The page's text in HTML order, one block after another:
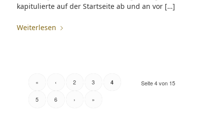
kapitulierte auf der Startseite ab und an vor […]
Weiterlesen
Seite 4 von 15
« ‹ 2 3 4
5 6 › »